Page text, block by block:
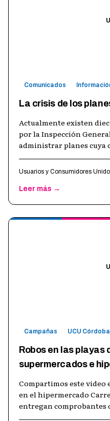
Comunicados
La crisis de los
Actualmente existen
por la Inspección
administrar planes cuya
Usuarios y Consumidores
Leer más →
Campañas UCU Córdoba
Robos en las playas
supermercados e
Compartimos este video
en el hipermercado
entregan comprobantes